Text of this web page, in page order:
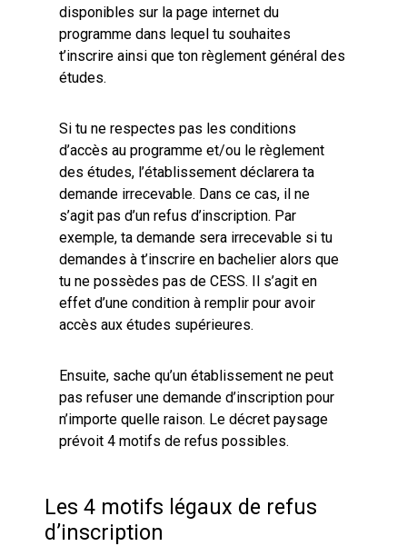
disponibles sur la page internet du
programme dans lequel tu souhaites
t’inscrire ainsi que ton règlement général des
études.
Si tu ne respectes pas les conditions
d’accès au programme et/ou le règlement
des études, l’établissement déclarera ta
demande irrecevable. Dans ce cas, il ne
s’agit pas d’un refus d’inscription. Par
exemple, ta demande sera irrecevable si tu
demandes à t’inscrire en bachelier alors que
tu ne possèdes pas de CESS. Il s’agit en
effet d’une condition à remplir pour avoir
accès aux études supérieures.
Ensuite, sache qu’un établissement ne peut
pas refuser une demande d’inscription pour
n’importe quelle raison. Le décret paysage
prévoit 4 motifs de refus possibles.
Les 4 motifs légaux de refus
d’inscription